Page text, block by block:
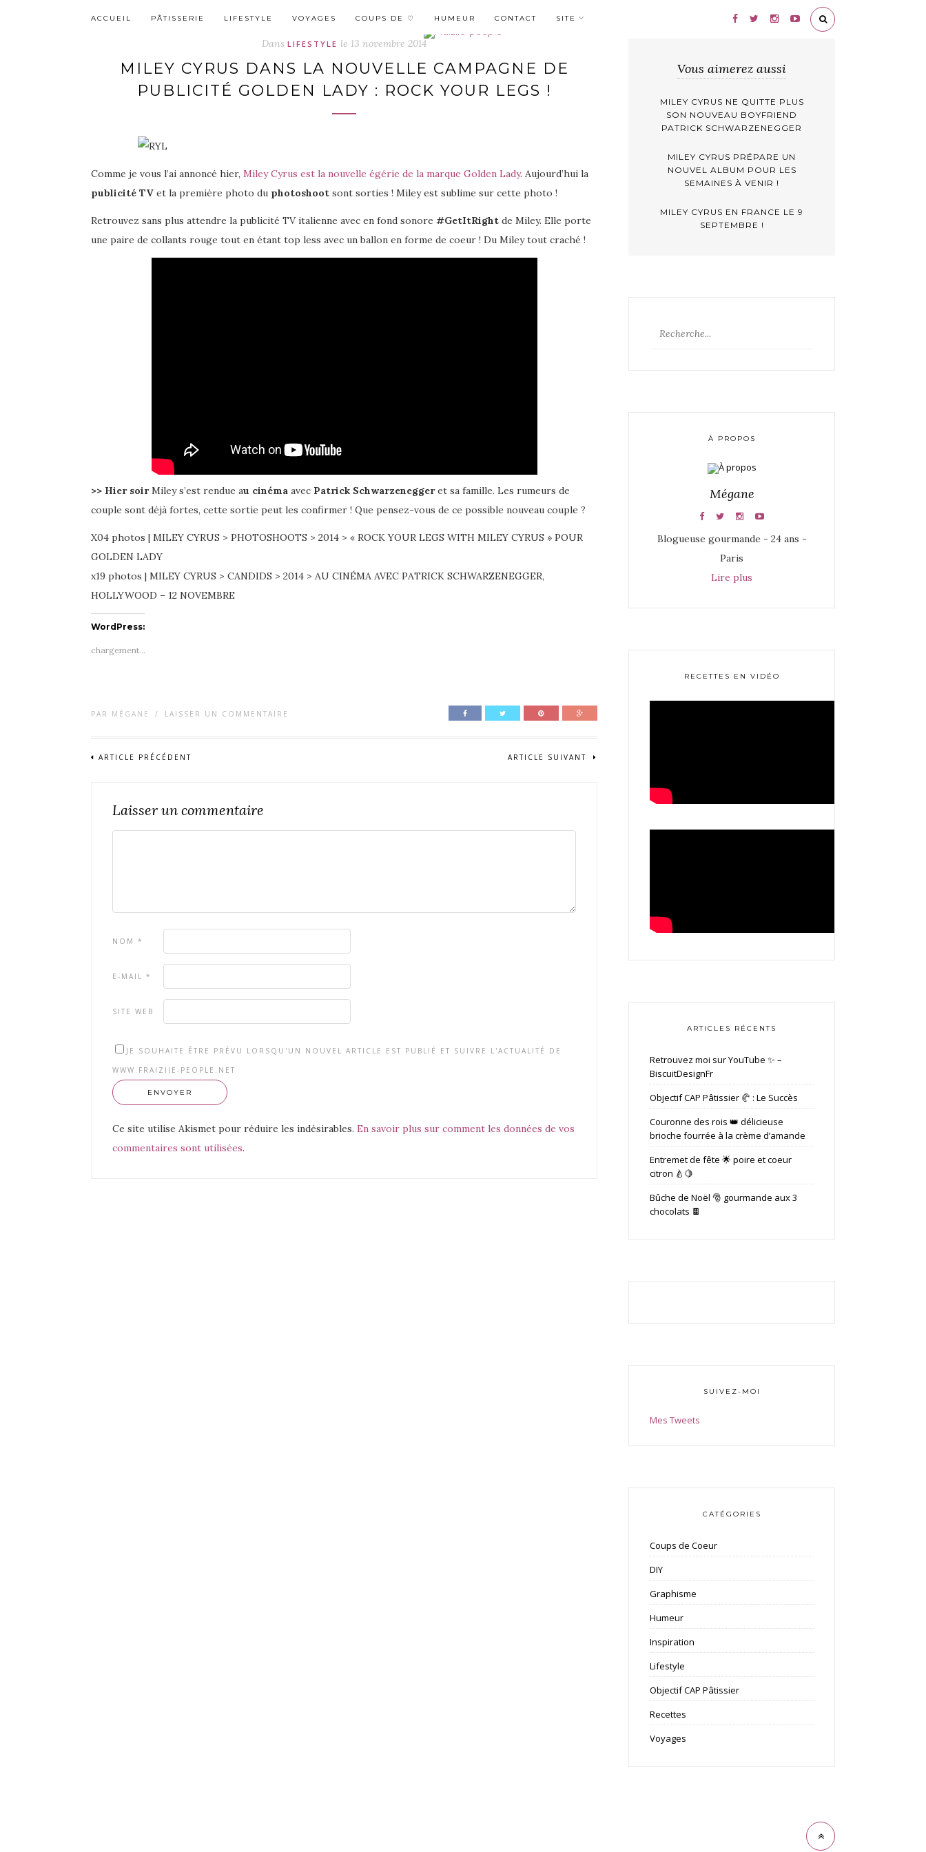
ACCUEIL PÂTISSERIE LIFESTYLE VOYAGES COUPS DE ♡ HUMEUR CONTACT SITE
Dans LIFESTYLE le 13 novembre 2014
MILEY CYRUS DANS LA NOUVELLE CAMPAGNE DE
PUBLICITÉ GOLDEN LADY : ROCK YOUR LEGS !
Comme je vous l’ai annoncé hier, Miley Cyrus est la nouvelle égérie de la marque Golden Lady. Aujourd’hui la
publicité TV et la première photo du photoshoot sont sorties ! Miley est sublime sur cette photo !
Retrouvez sans plus attendre la publicité TV italienne avec en fond sonore #GetItRight de Miley. Elle porte
une paire de collants rouge tout en étant top less avec un ballon en forme de coeur ! Du Miley tout craché !
>> Hier soirMiley s’est rendue au cinéma avec Patrick Schwarzeneggeret sa famille. Les rumeurs de
couple sont déjà fortes, cette sortie peut les confirmer ! Que pensez-vous de ce possible nouveau couple ?
X04 photos | MILEY CYRUS > PHOTOSHOOTS > 2014 > « ROCK YOUR LEGS WITH MILEY CYRUS » POUR
GOLDEN LADY
x19 photos | MILEY CYRUS > CANDIDS > 2014 > AU CINÉMA AVEC PATRICK SCHWARZENEGGER,
HOLLYWOOD – 12 NOVEMBRE
WordPress:
chargement…
PAR MÉGANE / LAISSER UN COMMENTAIRE
ARTICLE PRÉCÉDENT ARTICLE SUIVANT
Laisser un commentaire
NOM *
E-MAIL *
SITE WEB
JE SOUHAITE ÊTRE PRÉVU LORSQU'UN NOUVEL ARTICLE EST PUBLIÉ ET SUIVRE L'ACTUALITÉ DE
WWW.FRAIZIIE-PEOPLE.NET
Ce site utilise Akismet pour réduire les indésirables. En savoir plus sur comment les données de vos
commentaires sont utilisées.
Vous aimerez aussi
MILEY CYRUS NE QUITTE PLUS
SON NOUVEAU BOYFRIEND
PATRICK SCHWARZENEGGER
MILEY CYRUS PRÉPARE UN
NOUVEL ALBUM POUR LES
SEMAINES À VENIR !
MILEY CYRUS EN FRANCE LE 9
SEPTEMBRE !
À PROPOS
Mégane
Blogueuse gourmande - 24 ans -
Paris
Lire plus
RECETTES EN VIDÉO
ARTICLES RÉCENTS
Retrouvez moi sur YouTube ✨ –
BiscuitDesignFr
Objectif CAP Pâtissier 🥐 : Le Succès
Couronne des rois 👑 délicieuse
brioche fourrée à la crème d’amande
Entremet de fête 🌟 poire et coeur
citron 🍐🍋
Bûche de Noël 🎅 gourmande aux 3
chocolats 🍫
SUIVEZ-MOI
Mes Tweets
CATÉGORIES
Coups de Coeur
DIY
Graphisme
Humeur
Inspiration
Lifestyle
Objectif CAP Pâtissier
Recettes
Voyages